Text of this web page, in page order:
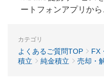
ートフォンアプリから
カテゴリ
よくあるご質問TOP
FX
積立
純金積立 売却・